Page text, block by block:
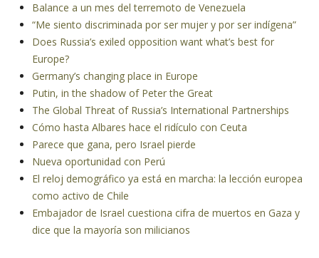
Balance a un mes del terremoto de Venezuela
“Me siento discriminada por ser mujer y por ser indígena”
Does Russia’s exiled opposition want what’s best for
Europe?
Germany’s changing place in Europe
Putin, in the shadow of Peter the Great
The Global Threat of Russia’s International Partnerships
Cómo hasta Albares hace el ridículo con Ceuta
Parece que gana, pero Israel pierde
Nueva oportunidad con Perú
El reloj demográfico ya está en marcha: la lección europea
como activo de Chile
Embajador de Israel cuestiona cifra de muertos en Gaza y
dice que la mayoría son milicianos